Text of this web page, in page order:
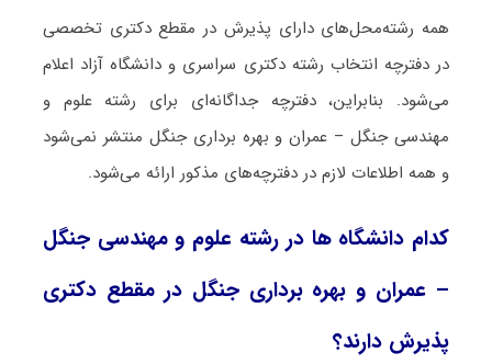
همه رشته‌محل‌های دارای پذیرش در مقطع دکتری تخصصی
در دفترچه انتخاب رشته دکتری سراسری و دانشگاه آزاد اعلام
می‌شود. بنابراین، دفترچه جداگانه‌ای برای رشته علوم و
مهندسی ﺟﻨﮕﻞ – ﻋﻤﺮان و ﺑﻬﺮه ﺑﺮداری ﺟﻨﮕﻞ منتشر نمی‌شود
و همه اطلاعات لازم در دفترچه‌های مذکور ارائه می‌شود.
کدام دانشگاه ها در رشته علوم و مهندسی ﺟﻨﮕﻞ
– ﻋﻤﺮان و ﺑﻬﺮه ﺑﺮداری ﺟﻨﮕﻞ در مقطع دکتری
پذیرش دارند؟